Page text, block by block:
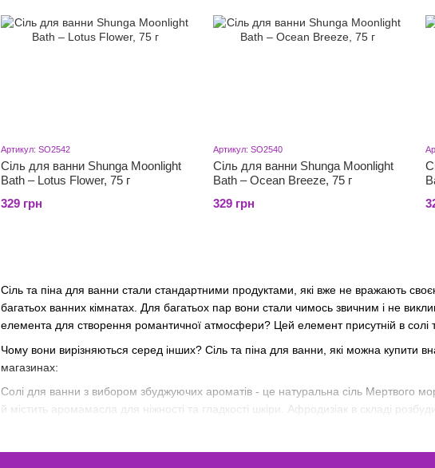
Сіль та піна для ванни стали стандартними продуктами, які вже не вражають
багатьох ванних кімнатах. Для багатьох пар вони стали чимось звичним і не
елемента для створення романтичної атмосфери? Цей елемент присутній в солі
Чому вони вирізняються серед інших? Сіль та піна для ванни, які можна купити
магазинах:
Солі для ванни з вибором збуджуючих ароматів - це натуральна сіль Мертвого
й містить аромамасла для ніжності та гладкості шкіри. Афродизіак в складі
Артикул: SO2542
Сіль для ванни Shunga Moonlight
Bath – Lotus Flower, 75 г
329 грн
Артикул: SO2540
Сіль для ванни Shunga Moonlight
Bath – Ocean Breeze, 75 г
329 грн